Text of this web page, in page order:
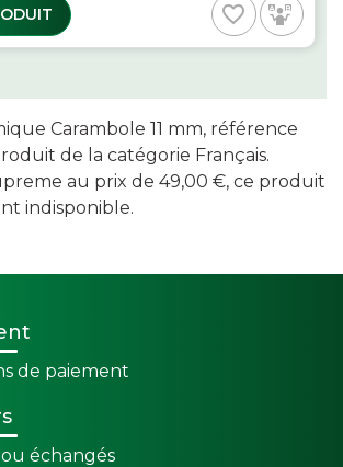
favorite_border
Carambole 11 mm, référence
de la catégorie Français.
au prix de 49,00 €, ce produit
indisponible.
de paiement
échangés